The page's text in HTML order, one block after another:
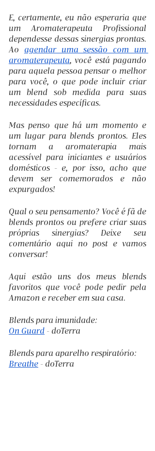
E, certamente, eu não esperaria que
um Aromaterapeuta Profissional
dependesse dessas sinergias prontas.
Ao agendar uma sessão com um
aromaterapeuta , você está pagando
para aquela pessoa pensar o melhor
para você, o que pode incluir criar
um blend sob medida para suas
necessidades específicas.
Mas penso que há um momento e
um lugar para blends prontos. Eles
tornam a aromaterapia mais
acessível para iniciantes e usuários
domésticos - e, por isso, acho que
devem ser comemorados e não
expurgados!
Qual o seu pensamento? Você é fã de
blends prontos ou prefere criar suas
próprias sinergias? Deixe seu
comentário aqui no post e vamos
conversar!
Aqui estão uns dos meus blends
favoritos que você pode pedir pela
Amazon e receber em sua casa.
Blends para imunidade:
On Guard - doTerra
Blends para aparelho respiratório:
Breathe - doTerra